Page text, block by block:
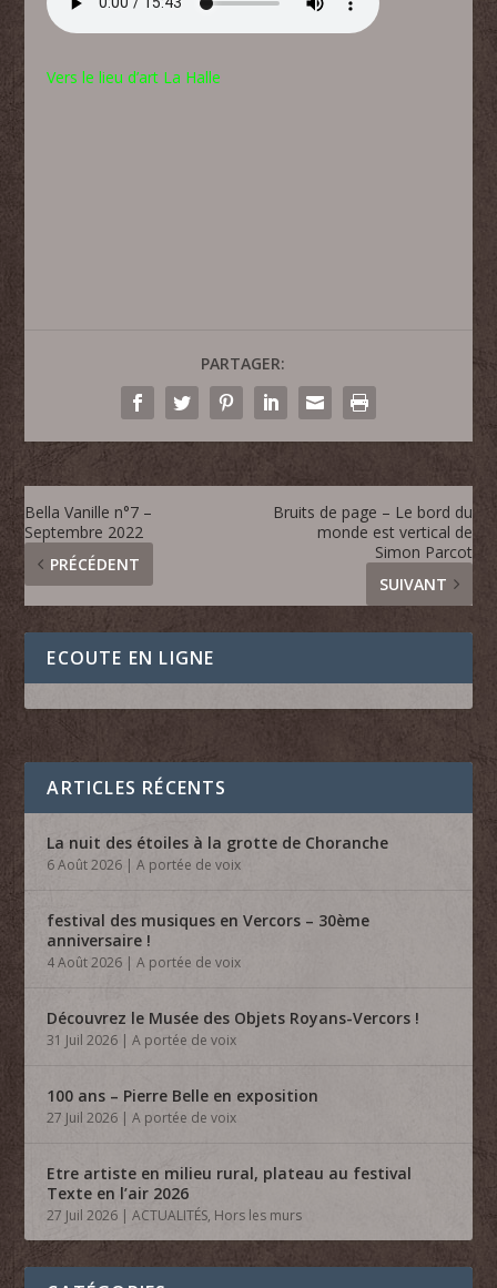
Vers le lieu d’art La Halle
PARTAGER:
Bella Vanille n°7 –
Septembre 2022
PRÉCÉDENT
Bruits de page – Le bord du
monde est vertical de
Simon Parcot
SUIVANT
ECOUTE EN LIGNE
ARTICLES RÉCENTS
La nuit des étoiles à la grotte de Choranche
6 Août 2026 |A portée de voix
festival des musiques en Vercors – 30ème
anniversaire !
4 Août 2026 |A portée de voix
Découvrez le Musée des Objets Royans-Vercors !
31 Juil 2026 |A portée de voix
100 ans – Pierre Belle en exposition
27 Juil 2026 |A portée de voix
Etre artiste en milieu rural, plateau au festival
Texte en l’air 2026
27 Juil 2026 |ACTUALITÉS, Hors les murs